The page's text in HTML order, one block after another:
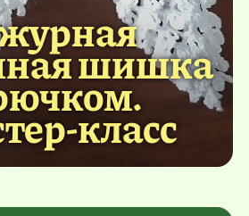
шишка
класс